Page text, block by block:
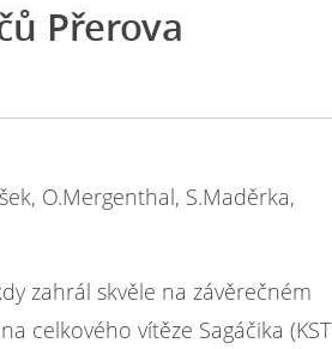
Přerova
O.Mergenthal, S.Maděrka,
zahrál skvěle na závěrečném
celkového vítěze Sagáčika (KST